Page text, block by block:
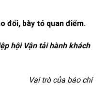
đổi, bày tỏ quan điểm.
hội Vận tải hành khách
Vai trò của báo chí